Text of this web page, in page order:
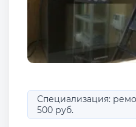
Специализация:
500 руб.